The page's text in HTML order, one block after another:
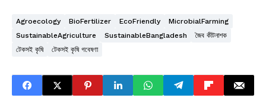
Agroecology BioFertilizer EcoFriendly
MicrobialFarming
SustainableAgriculture
SustainableBangladesh
জৈব কীটনাশক
টেকসই কৃষি
টেকসই কৃষি গবেষণা